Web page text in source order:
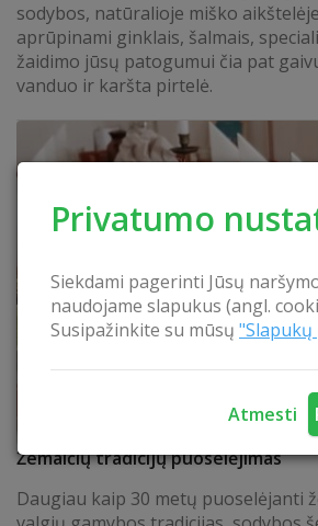
Privatumo
Siekdami pagerinti Jūsų
naudojame slapukus (angl.
Susipažinkite su mūsų
Atmesti
sodybos, natūralioje miško
aprūpinami ginklais, šalmais,
žaidimo jūsų patogumui čia pat
vanduo ir karšta pirtelė.
Žemaičių tradicijų puoselėjimas
Daugiau kaip 30 metų puoselėjanti